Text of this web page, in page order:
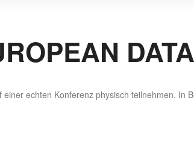
ech­ten Kon­fe­renz phy­sisch teil­neh­men.